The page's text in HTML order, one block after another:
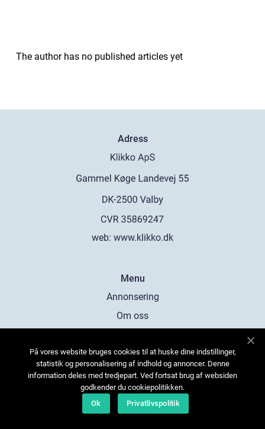
The author has no published articles yet
Adress
web: www.klikko.dk
Menu
Annonsering
Om oss
Kontakta oss
Sitemap
På vores website bruges cookies til at huske dine indstillinger,
statistik og personalisering af indhold og annoncer. Denne
information deles med tredjepart. Ved fortsat brug af websiden
godkender du cookiepolitikken.
Ok
Privatlivspolitik